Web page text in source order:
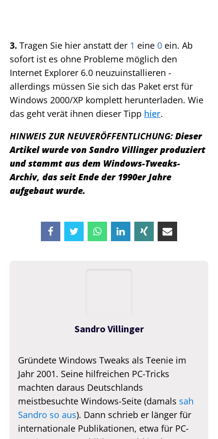
3. Tragen Sie hier anstatt der 1 eine 0 ein. Ab
sofort ist es ohne Probleme möglich den
Internet Explorer 6.0 neuzuinstallieren -
allerdings müssen Sie sich das Paket erst für
Windows 2000/XP komplett herunterladen. Wie
das geht verät ihnen dieser Tipp hier.
HINWEIS ZUR NEUVERÖFFENTLICHUNG: Dieser
Artikel wurde von Sandro Villinger produziert
und stammt aus dem Windows-Tweaks-
Archiv, das seit Ende der 1990er Jahre
aufgebaut wurde.
Sandro Villinger
Gründete Windows Tweaks als Teenie im
Jahr 2001. Seine hilfreichen PC-Tricks
machten daraus Deutschlands
meistbesuchte Windows-Seite (damals sah
Sandro so aus). Dann schrieb er länger für
internationale Publikationen, etwa für PC-